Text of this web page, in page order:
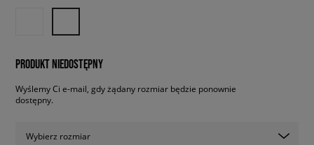
PRODUKT NIEDOSTĘPNY
Wyślemy Ci e-mail, gdy żądany rozmiar będzie ponownie
dostępny.
Wybierz rozmiar